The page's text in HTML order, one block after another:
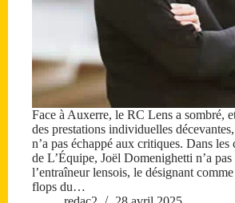
Face à Auxerre, le RC Lens a sombré,
des prestations individuelles
n’a pas échappé aux critiques. Dans les
de L’Équipe, Joël Domenighetti n’a pas
l’entraîneur lensois, le désignant comme
flops du…